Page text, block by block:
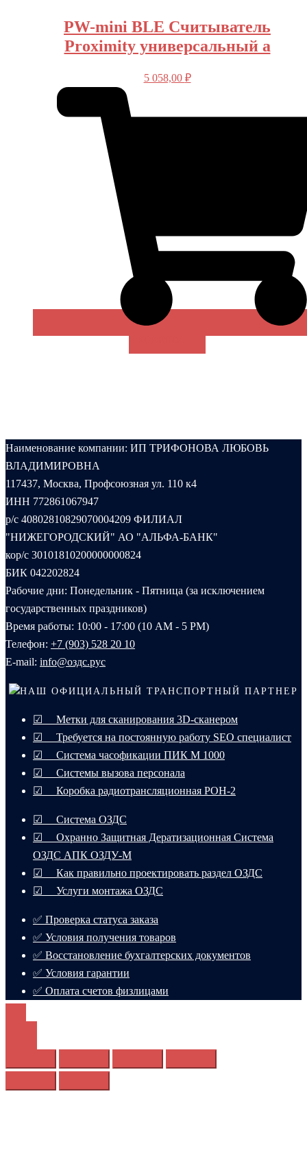
PW-mini BLE Считыватель
Proximity универсальный а
5 058,00 ₽
Наименование компании: ИП ТРИФОНОВА ЛЮБОВЬ
ВЛАДИМИРОВНА
117437, Москва, Профсоюзная ул. 110 к4
ИНН 772861067947
р/с 40802810829070004209 ФИЛИАЛ
"НИЖЕГОРОДСКИЙ" АО "АЛЬФА-БАНК"
кор/с 30101810200000000824
БИК 042202824
Рабочие дни: Понедельник - Пятница (за исключением
государственных праздников)
Время работы: 10:00 - 17:00 (10 AM - 5 PM)
Телефон: +7 (903) 528 20 10‬
E-mail: info@оздс.рус
НАШ ОФИЦИАЛЬНЫЙ ТРАНСПОРТНЫЙ ПАРТНЕР
☑ Метки для сканирования 3D-сканером
☑ Требуется на постоянную работу SEO специалист
☑ Система часофикации ПИК М 1000
☑ Системы вызова персонала
☑ Коробка радиотрансляционная РОН-2
☑ Система ОЗДС
☑ Охранно Защитная Дератизационная Система
ОЗДС АПК ОЗДУ-М
☑ Как правильно проектировать раздел ОЗДС
☑ Услуги монтажа ОЗДС
✅ Проверка статуса заказа
✅ Условия получения товаров
✅ Восстановление бухгалтерских документов
✅ Условия гарантии
✅ Оплата счетов физлицами